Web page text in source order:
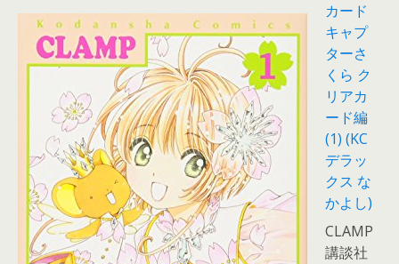
カード
キャプ
ターさ
くら ク
リアカ
ード編
(1) (KC
デラッ
クス な
かよし)
CLAMP
講談社